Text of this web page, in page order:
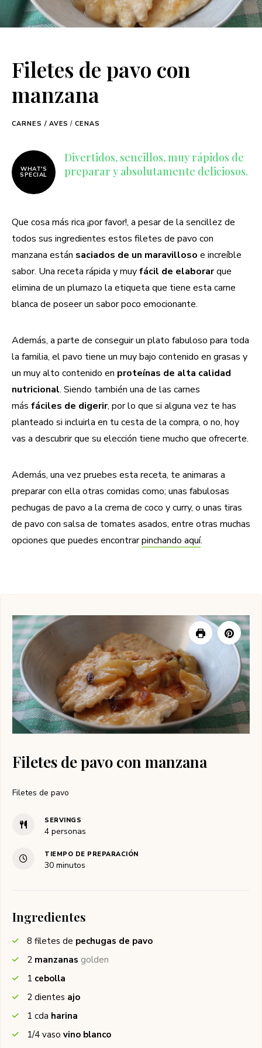
Filetes de pavo con
manzana
CARNES / AVES / CENAS
WHAT'S
SPECIAL
Divertidos, sencillos, muy rápidos de
preparar y absolutamente deliciosos.
Que cosa más rica ¡por favor!, a pesar de la sencillez de
todos sus ingredientes estos filetes de pavo con
manzana están saciados de un maravilloso e increíble
sabor. Una receta rápida y muyfácil de elaborarque
elimina de un plumazo la etiqueta que tiene esta carne
blanca de poseer un sabor poco emocionante.
Además, a parte de conseguir un plato fabuloso para toda
la familia, el pavo tiene un muy bajo contenido en grasas y
un muy alto contenido en proteínas de alta calidad
nutricional. Siendo también una de las carnes
más fáciles de digerir, por lo que si alguna vez te has
planteado si incluirla en tu cesta de la compra, o no, hoy
vas a descubrir que su elección tiene mucho que ofrecerte.
Además, una vez pruebes esta receta, te animaras a
preparar con ella otras comidas como; unas fabulosas
pechugas de pavo a la crema de coco y curry, o unas tiras
de pavo con salsa de tomates asados, entre otras muchas
opciones que puedes encontrarpinchando aquí.
Filetes de pavo con manzana
Filetes de pavo
SERVINGS
4 personas
TIEMPO DE PREPARACIÓN
30minutos
minutos
Ingredientes
8 filetes de pechugas de pavo
2 manzanas golden
1 cebolla
2 dientes ajo
1 cda harina
1/4 vaso vino blanco